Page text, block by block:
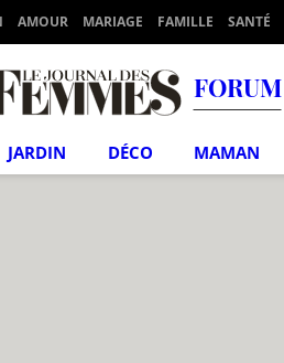
AMOUR MARIAGE FAMILLE SANTÉ
FORUM
JARDIN DÉCO MAMAN